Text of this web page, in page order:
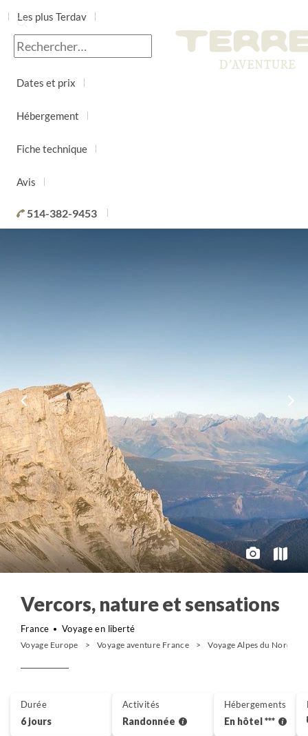
Les plus Terdav
Jour par jour
Dates et prix
Hébergement
Fiche technique
Avis
514-382-9453
Vercors, nature et sensations
France Voyage en liberté
Voyage Europe Voyage aventure France Voyage Alpes du Nord
Durée
6 jours
Activités
Randonnée
Hébergements
En hôtel ***